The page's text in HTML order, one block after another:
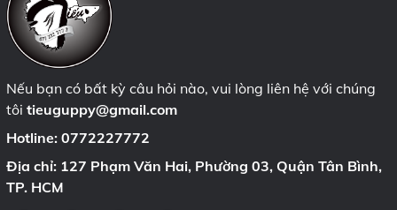
Nếu bạn có bất kỳ câu hỏi nào, vui lòng liên hệ với chúng
tôi tieuguppy@gmail.com
Hotline: 0772227772
Địa chỉ: 127 Phạm Văn Hai, Phường 03, Quận Tân Bình,
TP. HCM